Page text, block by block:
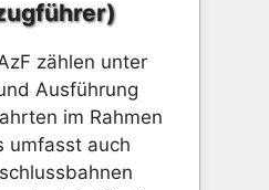
zählen unter
Ausführung
im Rahmen
umfasst auch